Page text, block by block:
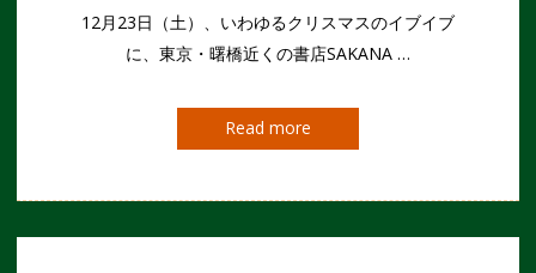
12月23日（土）、いわゆるクリスマスのイブイブ
に、東京・曙橋近くの書店SAKANA …
Read more